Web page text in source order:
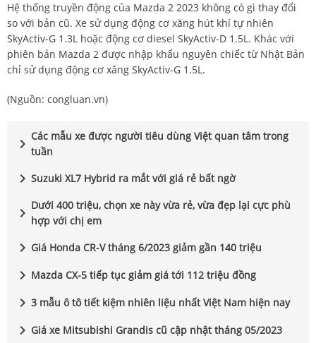
Hệ thống truyền động của Mazda 2 2023 không có gì thay đổi
so với bản cũ. Xe sử dụng động cơ xăng hút khí tự nhiên
SkyActiv-G 1.3L hoặc động cơ diesel SkyActiv-D 1.5L. Khác với
phiên bản Mazda 2 được nhập khẩu nguyên chiếc từ Nhật Bản
chỉ sử dụng động cơ xăng SkyActiv-G 1.5L.
(Nguồn: congluan.vn)
chevron_right Các mẫu xe được người tiêu dùng Việt quan tâm trong
tuần
chevron_right Suzuki XL7 Hybrid ra mắt với giá rẻ bất ngờ
chevron_right Dưới 400 triệu, chọn xe này vừa rẻ, vừa đẹp lại cực phù
hợp với chị em
chevron_right Giá Honda CR-V tháng 6/2023 giảm gần 140 triệu
chevron_right Mazda CX-5 tiếp tục giảm giá tới 112 triệu đồng
chevron_right 3 mẫu ô tô tiết kiệm nhiên liệu nhất Việt Nam hiện nay
chevron_right Giá xe Mitsubishi Grandis cũ cập nhật tháng 05/2023